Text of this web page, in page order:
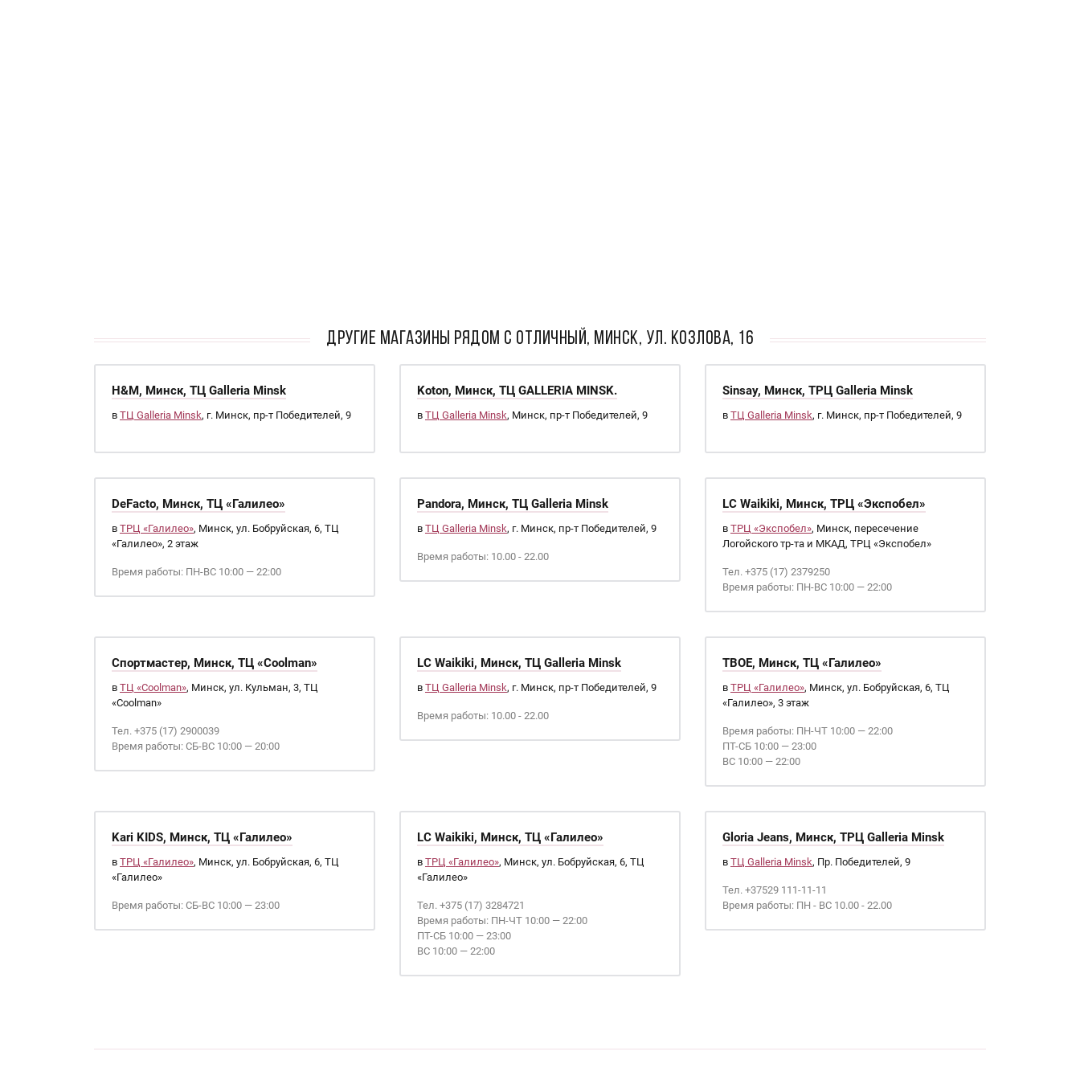
ДРУГИЕ МАГАЗИНЫ РЯДОМ С Отличный, Минск, ул. Козлова, 16
H&M, Минск, ТЦ Galleria Minsk
в ТЦ Galleria Minsk, г. Минск, пр-т Победителей, 9
Koton, Минск, ТЦ GALLERIA MINSK.
в ТЦ Galleria Minsk, Минск, пр-т Победителей, 9
Sinsay, Минск, ТРЦ Galleria Minsk
в ТЦ Galleria Minsk, г. Минск, пр-т Победителей, 9
DeFacto, Минск, ТЦ «Галилео»
в ТРЦ «Галилео», Минск, ул. Бобруйская, 6, ТЦ
«Галилео», 2 этаж
Время работы: ПН-ВС 10:00 — 22:00
Pandora, Минск, ТЦ Galleria Minsk
в ТЦ Galleria Minsk, г. Минск, пр-т Победителей, 9
Время работы: 10.00 - 22.00
LC Waikiki, Минск, ТРЦ «Экспобел»
в ТРЦ «Экспобел», Минск, пересечение
Логойского тр-та и МКАД, ТРЦ «Экспобел»
Тел. +375 (17) 2379250
Время работы: ПН-ВС 10:00 — 22:00
Спортмастер, Минск, ТЦ «Coolman»
в ТЦ «Coolman», Минск, ул. Кульман, 3, ТЦ
«Coolman»
Тел. +375 (17) 2900039
Время работы: СБ-ВС 10:00 — 20:00
LC Waikiki, Минск, ТЦ Galleria Minsk
в ТЦ Galleria Minsk, г. Минск, пр-т Победителей, 9
Время работы: 10.00 - 22.00
ТВОЕ, Минск, ТЦ «Галилео»
в ТРЦ «Галилео», Минск, ул. Бобруйская, 6, ТЦ
«Галилео», 3 этаж
Время работы: ПН-ЧТ 10:00 — 22:00
ПТ-СБ 10:00 — 23:00
ВС 10:00 — 22:00
Kari KIDS, Минск, ТЦ «Галилео»
в ТРЦ «Галилео», Минск, ул. Бобруйская, 6, ТЦ
«Галилео»
Время работы: СБ-ВС 10:00 — 23:00
LC Waikiki, Минск, ТЦ «Галилео»
в ТРЦ «Галилео», Минск, ул. Бобруйская, 6, ТЦ
«Галилео»
Тел. +375 (17) 3284721
Время работы: ПН-ЧТ 10:00 — 22:00
ПТ-СБ 10:00 — 23:00
ВС 10:00 — 22:00
Gloria Jeans, Минск, ТРЦ Galleria Minsk
в ТЦ Galleria Minsk, Пр. Победителей, 9
Тел. +37529 111-11-11
Время работы: ПН - ВС 10.00 - 22.00